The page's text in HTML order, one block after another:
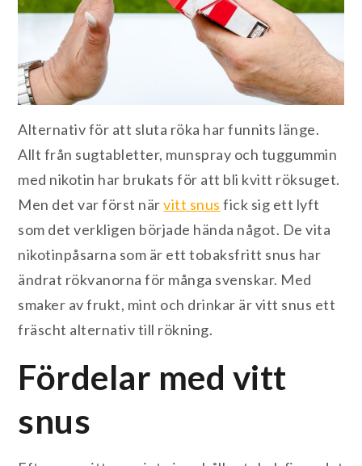
Alternativ för att sluta röka har funnits länge.
Allt från sugtabletter, munspray och tuggummin
med nikotin har brukats för att bli kvitt röksuget.
Men det var först närvitt snus fick sig ett lyft
som det verkligen började hända något. De vita
nikotinpåsarna som är ett tobaksfritt snus har
ändrat rökvanorna för många svenskar. Med
smaker av frukt, mint och drinkar är vitt snus ett
fräscht alternativ till rökning.
Fördelar med vitt
snus